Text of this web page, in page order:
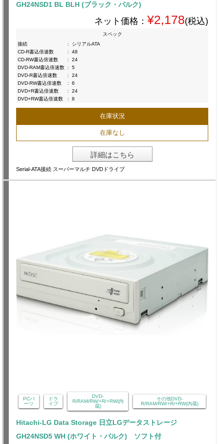
GH24NSD1 BL BLH (ブラック・バルク)
ネット価格： ¥2,178(税込)
スペック
接続
:
シリアルATA
CD-R書込倍速数
:
48
CD-RW書込倍速数
:
24
DVD-RAM書込倍速数 :
5
DVD-R書込倍速数
:
24
DVD-RW書込倍速数
:
6
DVD+R書込倍速数
:
24
DVD+RW書込倍速数
: 8
在庫状況
在庫なし
詳細はこちら
Serial-ATA接続 スーパーマルチ DVDドライブ
PCパ
ーツ
ドラ
イブ
DVD-
R/RAM/RW/+R/+RW(内
蔵)
その他DVD-
R/RAM/RW/+R/+RW(内蔵)
Hitachi-LG Data Storage 日立LGデータストレージ
GH24NSD5 WH (ホワイト・バルク) ソフト付